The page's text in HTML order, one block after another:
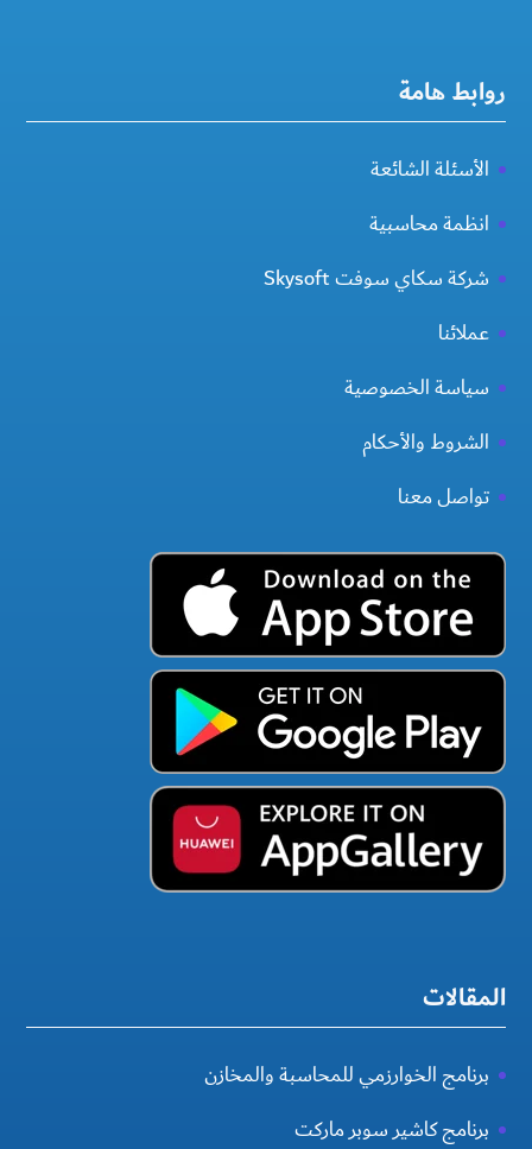
روابط هامة
الأسئلة الشائعة
انظمة محاسبية
شركة سكاي سوفت Skysoft
عملائنا
سياسة الخصوصية
الشروط والأحكام
تواصل معنا
المقالات
برنامج الخوارزمي للمحاسبة والمخازن
برنامج كاشير سوبر ماركت